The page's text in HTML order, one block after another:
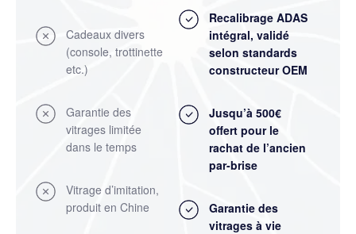
Cadeaux divers
(console, trottinette
etc.)
Garantie des
vitrages limitée
dans le temps
Vitrage d’imitation,
produit en Chine
Recalibrage ADAS
intégral, validé
selon standards
constructeur OEM
Jusqu’à 500€
offert pour le
rachat de l’ancien
par-brise
Garantie des
vitrages à vie